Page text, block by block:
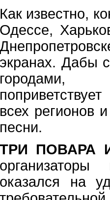
Как известно,
Одессе,
экранах. Дабы
всех регионов
песни.
ТРИ ПОВАРА
организаторы
оказался на